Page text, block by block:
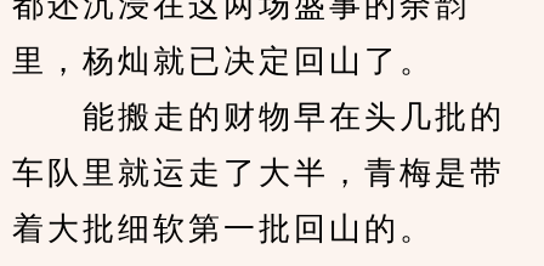
里，杨灿就已决定回山了。
能搬走的财物早在头几批的
车队里就运走了大半，青梅是带
着大批细软第一批回山的。